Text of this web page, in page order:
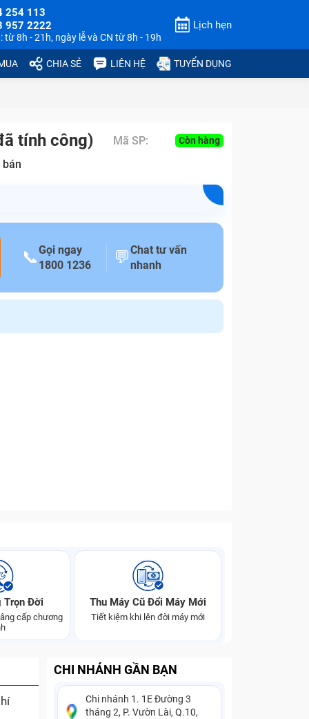
254 113
957 2222
từ 8h - 21h, ngày lễ và CN từ 8h - 19h
Lịch hẹn
CHIA SẺ LIÊN HỆ TUYỂN DỤNG
tính công) Mã SP: Còn hàng
📞Gọi ngay
1800 1236
💬Chat tư vấn
nhanh
Trọn Đời
cấp chương
Thu Máy Cũ Đổi Máy Mới
Tiết kiệm khi lên đời máy mới
CHI NHÁNH GẦN BẠN
Chi nhánh 1. 1E Đường 3
tháng 2, P. Vườn Lài, Q.10,